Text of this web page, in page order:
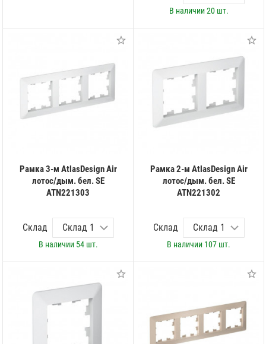
В наличии20 шт.
Рамка 3-м AtlasDesign Air
лотос/дым. бел. SE
ATN221303
Склад
В наличии 54 шт.
Рамка 2-м AtlasDesign Air
лотос/дым. бел. SE
ATN221302
Склад
В наличии 107 шт.